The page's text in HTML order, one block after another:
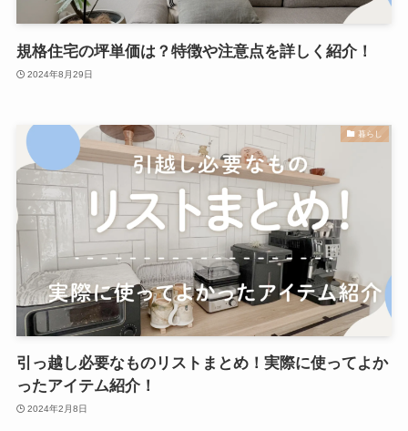
規格住宅の坪単価は？特徴や注意点を詳しく紹介！
2024年8月29日
暮らし
引っ越し必要なものリストまとめ！実際に使ってよか
ったアイテム紹介！
2024年2月8日